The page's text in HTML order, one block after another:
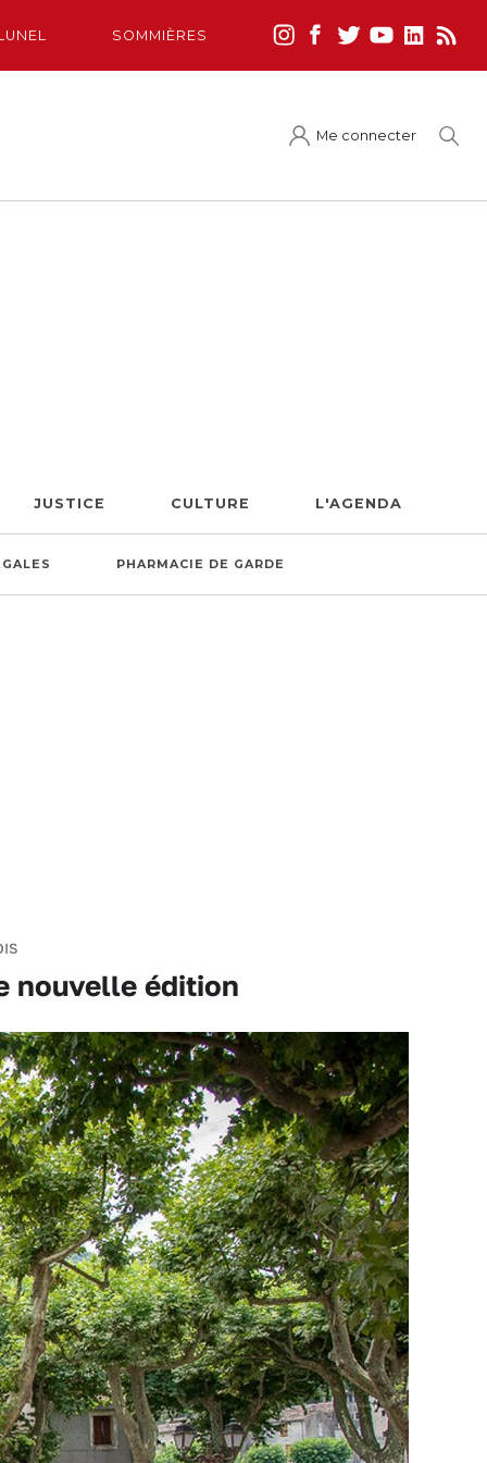
SOMMIÈRES
Me connecter
JUSTICE CULTURE L'AGENDA
PHARMACIE DE GARDE
nouvelle édition